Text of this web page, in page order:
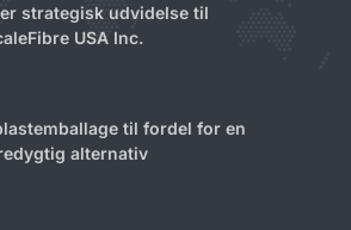
strategisk udvidelse til
USA Inc.
til fordel for en
alternativ